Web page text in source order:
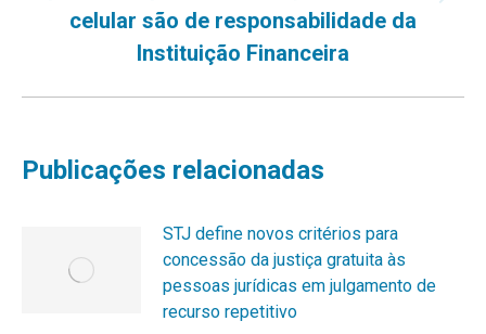
post:
celular são de responsabilidade da
Instituição Financeira
Publicações relacionadas
STJ define novos critérios para
concessão da justiça gratuita às
pessoas jurídicas em julgamento de
recurso repetitivo